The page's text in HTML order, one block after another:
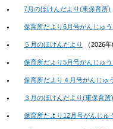
7月のほけんだより(東保育所)
保育所だより6月号がんじゅう
５月のほけんだより （2026年
保育所だより5月号がんじゅう
保育所だより４月号がんじゅ
３月のほけんだより(東保育所)
保育所だより12月号がんじゅ